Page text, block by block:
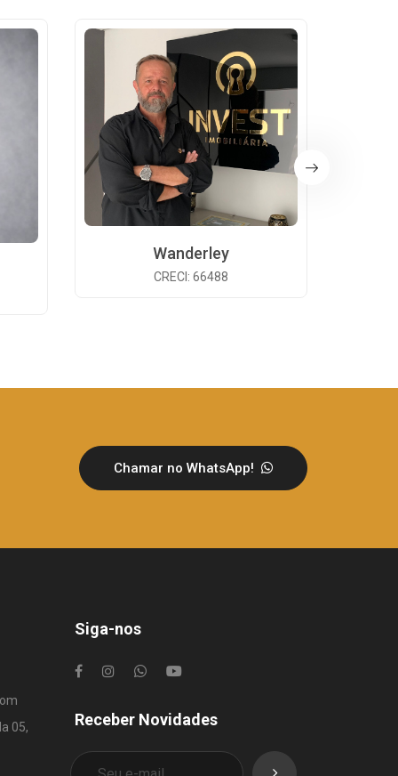
Wanderley
CRECI: 66488
Chamar no WhatsApp!
05,
Siga-nos
Receber Novidades